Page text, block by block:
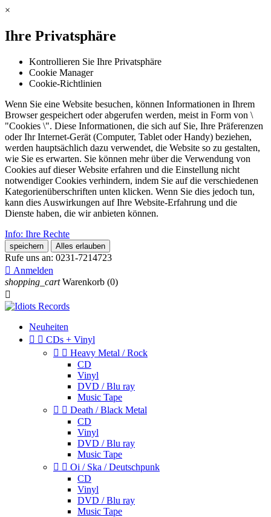
×
Ihre Privatsphäre
Kontrollieren Sie Ihre Privatsphäre
Cookie Manager
Cookie-Richtlinien
Wenn Sie eine Website besuchen, können Informationen in Ihrem
Browser gespeichert oder abgerufen werden, meist in Form von \
"Cookies \". Diese Informationen, die sich auf Sie, Ihre Präferenzen
oder Ihr Internet-Gerät (Computer, Tablet oder Handy) beziehen,
werden hauptsächlich dazu verwendet, die Website so zu gestalten,
wie Sie es erwarten. Sie können mehr über die Verwendung von
Cookies auf dieser Website erfahren und die Einstellung nicht
notwendiger Cookies verhindern, indem Sie auf die verschiedenen
Kategorienüberschriften unten klicken. Wenn Sie dies jedoch tun,
kann dies Auswirkungen auf Ihre Website-Erfahrung und die
Dienste haben, die wir anbieten können.
Info: Ihre Rechte
speichern Alles erlauben
Rufe uns an: 0231-7214723
 Anmelden
shopping_cart Warenkorb (0)

Neuheiten
  CDs + Vinyl
  Heavy Metal / Rock
CD
Vinyl
DVD / Blu ray
Music Tape
  Death / Black Metal
CD
Vinyl
DVD / Blu ray
Music Tape
  Oi / Ska / Deutschpunk
CD
Vinyl
DVD / Blu ray
Music Tape